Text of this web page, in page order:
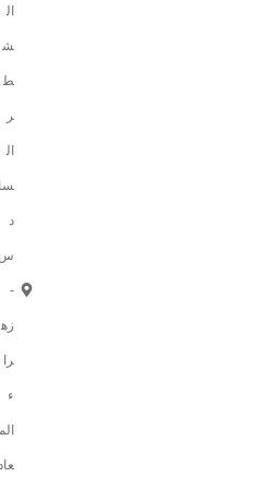
ال
ش
ط
ر
ال
سا
د
س
-
زه
را
ء
الم
عاد